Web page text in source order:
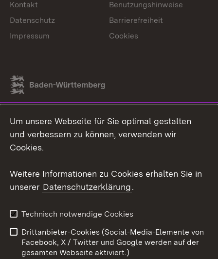
Link zum Landesportal
Kontakt
Benutzungshinweise
Datenschutz
Barrierefreiheit
Impressum
Cookies
Um unsere Webseite für Sie optimal gestalten
und verbessern zu können, verwenden wir
Cookies.
Weitere Informationen zu Cookies erhalten Sie in
unserer Datenschutzerklärung.
Technisch notwendige Cookies
Drittanbieter-Cookies (Social-Media-Elemente von
Facebook, X / Twitter und Google werden auf der
gesamten Webseite aktiviert.)